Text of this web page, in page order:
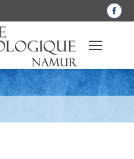
La
une
peut affecter les